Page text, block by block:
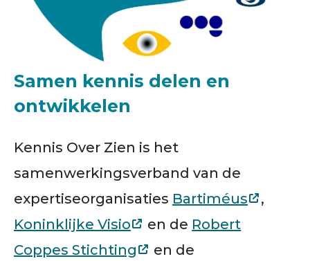
Samen kennis delen en
ontwikkelen
Kennis Over Zien is het
samenwerkingsverband van de
expertiseorganisaties Bartiméus
,
Koninklijke Visio
en de Robert
Coppes Stichting
en de